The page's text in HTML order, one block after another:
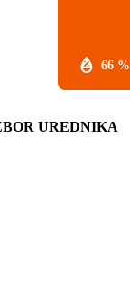
66 %
UREDNIKA